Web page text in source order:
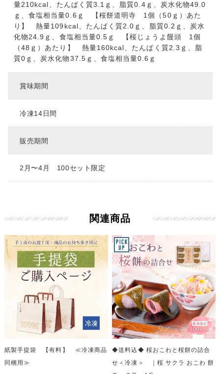
量210kcal、たんぱく質3.1ｇ、脂質0.4ｇ、炭水化物49.0
ｇ、食塩相当量0.6ｇ 【桜餅道明寺 1個（50ｇ）あた
り】 熱量109kcal、たんぱく質2.0ｇ、脂質0.2ｇ、炭水
化物24.9ｇ、食塩相当量0.5ｇ 【桜じょうよ饅頭 1個
（48ｇ）あたり】 熱量160kcal、たんぱく質2.3ｇ、脂
質0ｇ、炭水化物37.5ｇ、食塩相当量0.6ｇ
賞味期間
冷凍14日間
販売期間
2月〜4月 100セット限定
関連商品
紙製手提袋 【有料】 ≪冷凍商品
同梱用≫
◆送料込◆ 桜おこわと桜餅の詰合
せ＜冷凍＞ ｜桜 サクラ おこわ 餅